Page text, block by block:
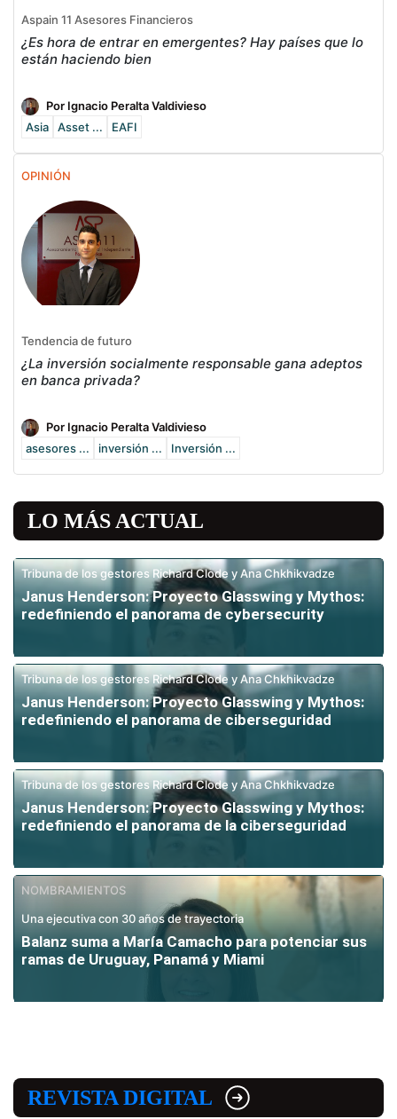
Aspain 11 Asesores Financieros
¿Es hora de entrar en emergentes? Hay países que lo
están haciendo bien
Por Ignacio Peralta Valdivieso
Asia
Asset ... EAFI
OPINIÓN
Tendencia de futuro
¿La inversión socialmente responsable gana adeptos
en banca privada?
Por Ignacio Peralta Valdivieso
asesores ...
inversión ... Inversión ...
LO MÁS ACTUAL
Tribuna de los gestores Richard Clode y Ana Chkhikvadze
Janus Henderson: Proyecto Glasswing y Mythos:
redefiniendo el panorama de cybersecurity
Tribuna de los gestores Richard Clode y Ana Chkhikvadze
Janus Henderson: Proyecto Glasswing y Mythos:
redefiniendo el panorama de ciberseguridad
Tribuna de los gestores Richard Clode y Ana Chkhikvadze
Janus Henderson: Proyecto Glasswing y Mythos:
redefiniendo el panorama de la ciberseguridad
NOMBRAMIENTOS
Una ejecutiva con 30 años de trayectoria
Balanz suma a María Camacho para potenciar sus
ramas de Uruguay, Panamá y Miami
REVISTA DIGITAL